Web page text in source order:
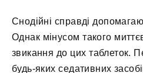
Снодійні справді
Однак мінусом такого
звикання до цих таблеток.
будь-яких седативних